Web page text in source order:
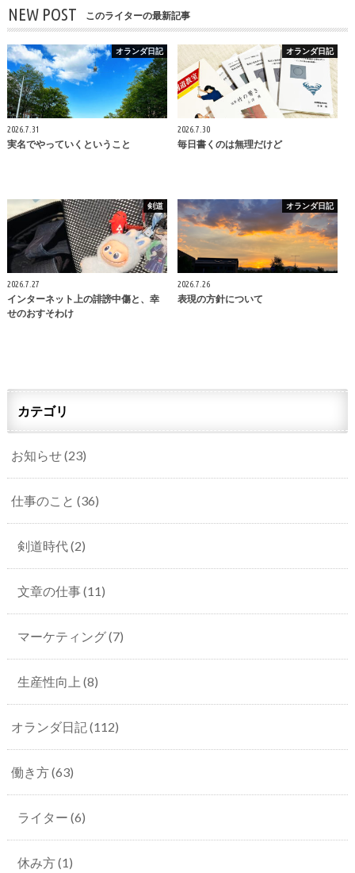
NEW POST このライターの最新記事
オランダ日記
2026.7.31
実名でやっていくということ
オランダ日記
2026.7.30
毎日書くのは無理だけど
剣道
2026.7.27
インターネット上の誹謗中傷と、幸
せのおすそわけ
オランダ日記
2026.7.26
表現の方針について
カテゴリ
お知らせ(23)
仕事のこと (36)
剣道時代(2)
文章の仕事(11)
マーケティング(7)
生産性向上 (8)
オランダ日記(112)
働き方(63)
ライター (6)
休み方(1)